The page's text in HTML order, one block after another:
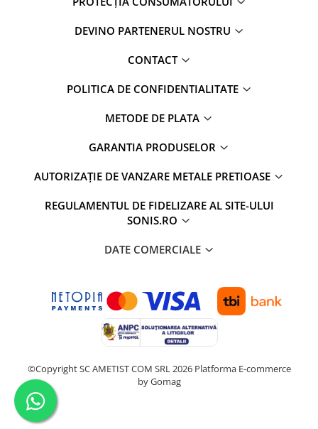
DEVINO PARTENERUL NOSTRU
CONTACT
POLITICA DE CONFIDENTIALITATE
METODE DE PLATA
GARANTIA PRODUSELOR
AUTORIZAȚIE DE VANZARE METALE PRETIOASE
REGULAMENTUL DE FIDELIZARE AL SITE-ULUI
SONIS.RO
DATE COMERCIALE
©Copyright SC AMETIST COM SRL 2026 Platforma E-commerce
by Gomag